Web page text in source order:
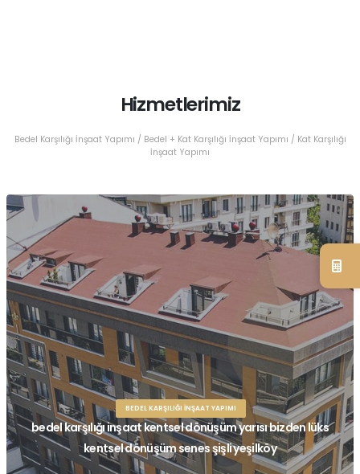
Hizmetlerimiz
Bedel Karşılığı İnşaat Yapımı / Bedel + Kat Karşılığı İnşaat Yapımı / Kat Karşılığı
İnşaat Yapımı
BEDEL KARŞILIĞI İNŞAAT YAPIMI
bedel karşılığı inşaat kentsel dönüşüm yarısı bizden lüks
kentsel dönüşüm senes şişli yeşilköy